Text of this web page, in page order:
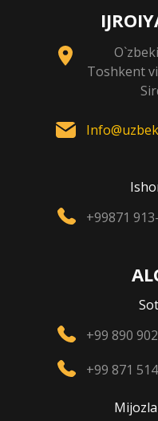
Toshkent
+99871
+99 890
+99 871